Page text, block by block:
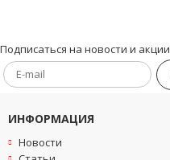
Подписаться на новости и акции
ИНФОРМАЦИЯ
Новости